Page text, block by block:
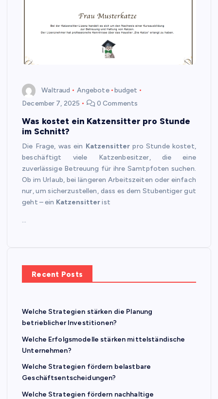
Waltraud Angebote
budget
December 7, 2025
0 Comments
Was kostet ein Katzensitter pro Stunde
im Schnitt?
Die Frage, was ein Katzensitter pro Stunde kostet,
beschäftigt viele Katzenbesitzer, die eine
zuverlässige Betreuung für ihre Samtpfoten suchen.
Ob im Urlaub, bei längeren Arbeitszeiten oder einfach
nur, um sicherzustellen, dass es dem Stubentiger gut
geht – ein Katzensitterist
…
Recent Posts
Welche Strategien stärken die Planung
betrieblicher Investitionen?
Welche Erfolgsmodelle stärken mittelständische
Unternehmen?
Welche Strategien fördern belastbare
Geschäftsentscheidungen?
Welche Strategien fördern nachhaltige